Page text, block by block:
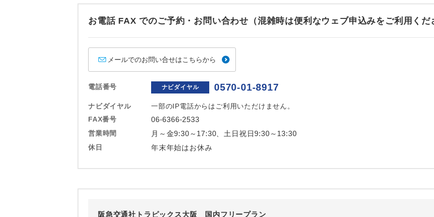
お電話 FAX でのご予約・お問い合わせ（混雑時は便利なウェブ申込みをご利用くだ
メールでのお問い合せはこちらから
電話番号 ナビダイヤル 0570-01-8917
ナビダイヤル
一部のIP電話からはご利用いただけません。
FAX番号
06-6366-2533
営業時間 月～金9:30～17:30、土日祝日9:30～13:30
休日 年末年始はお休み
阪急交通社トラピックス大阪 国内フリープラン
ホテル指定 ご紹介するホテルを指定したコースです。
おひとり様でバス席を2席利⽤できます。